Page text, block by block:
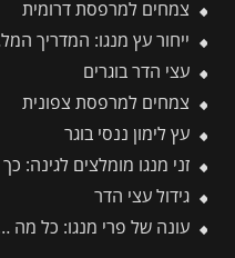
צמחים למרפסת דרומית
ייחור עץ מנגו: המדריך המלא לריבוי וכל הסיבות למה עדיף לוותר על זה
עצי הדר בוגרים
צמחים למרפסת צפונית
עץ לימון ננסי בוגר
זני מנגו מומלצים לגינה: כך תבחרו את הזן המושלם עבורכם
גידול עצי הדר
עונה של פרי מנגו: כל מה שצריך לדעת על מועדי ההבשלה, הקטיף וההנבה